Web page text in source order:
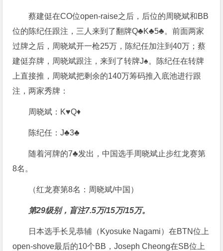
蔡建侹在CO位open-raise之后，后位的周晓斌和BB
位的陈纪任跟注，三人来到了翻牌Q♣K♣5♣。前面两家
过牌之后，周晓斌开一枪25万，陈纪任加注到40万；蔡
建侹弃牌，周晓斌跟注，来到了转牌J♠。陈纪任在转牌
上直接推，周晓斌把剩余的140万筹码推入底池进行跟
注，两家秀牌：
周晓斌：K♥Q♦
陈纪任：J♣3♣
随着河牌的7♣发出，中国选手周晓斌止步红龙赛第
8名。
（红龙赛第8名：周晓斌/中国）
第29级别，盲注7.5万/15万/15万。
日本选手长见恭辅（Kyosuke Nagami）在BTN位上
open-shove最后的10个BB，Joseph Cheong在SB位上